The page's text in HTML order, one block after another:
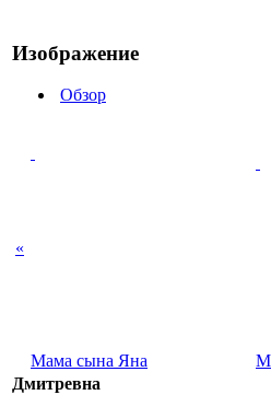
Изображение
Обзор
«
Мама сына Яна
Дмитревна